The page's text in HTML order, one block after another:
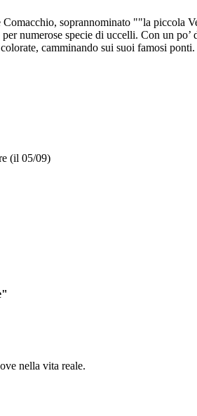
soprannominato ""la piccola
numerose specie di uccelli. Con un
camminando sui suoi famosi
(il 05/09)
nella vita reale.